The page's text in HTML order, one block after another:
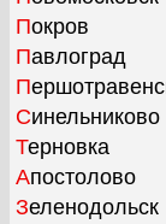
Покров
Павлоград
Синельниково
Терновка
Апостолово
Зеленодольск